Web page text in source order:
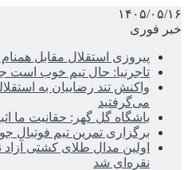
۱۴۰۵/۰۵/۱۶
خبر فوری
پیروزی استقلال مقابل
تاجرنیا: حال تیم خوب است
واکنش تند رضاییان به
می‌گرفتید
باشگاه گل گهر: حقانیت ما
برگزاری تمرین تیم فوتبال
اولین مدال طلای کشتی
نقره‌ای شد